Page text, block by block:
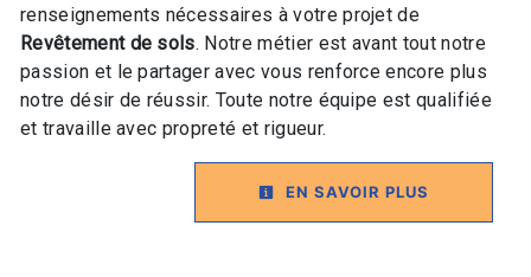
renseignements nécessaires à votre projet de
Revêtement de sols. Notre métier est avant tout notre
passion et le partager avec vous renforce encore plus
notre désir de réussir. Toute notre équipe est qualifiée
et travaille avec propreté et rigueur.
EN SAVOIR PLUS